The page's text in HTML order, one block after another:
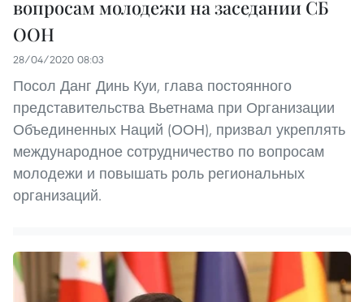
вопросам молодежи на заседании СБ
ООН
28/04/2020 08:03
Посол Данг Динь Куи, глава постоянного
представительства Вьетнама при Организации
Объединенных Наций (ООН), призвал укреплять
международное сотрудничество по вопросам
молодежи и повышать роль региональных
организаций.